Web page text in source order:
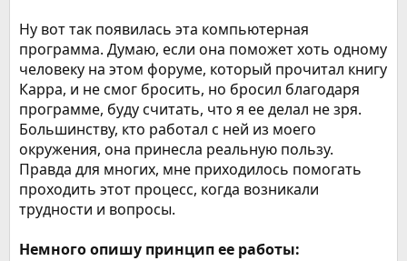
Ну вот так появилась эта компьютерная
программа. Думаю, если она поможет хоть одному
человеку на этом форуме, который прочитал книгу
Карра, и не смог бросить, но бросил благодаря
программе, буду считать, что я ее делал не зря.
Большинству, кто работал с ней из моего
окружения, она принесла реальную пользу.
Правда для многих, мне приходилось помогать
проходить этот процесс, когда возникали
трудности и вопросы.
Немного опишу принцип ее работы: